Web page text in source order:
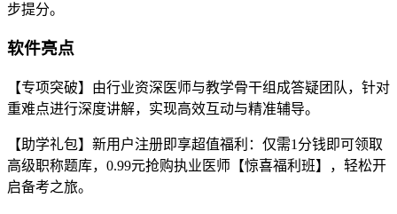
步提分。
软件亮点
【专项突破】由行业资深医师与教学骨干组成答疑团队，针对
重难点进行深度讲解，实现高效互动与精准辅导。
【助学礼包】新用户注册即享超值福利：仅需1分钱即可领取
高级职称题库，0.99元抢购执业医师【惊喜福利班】，轻松开
启备考之旅。